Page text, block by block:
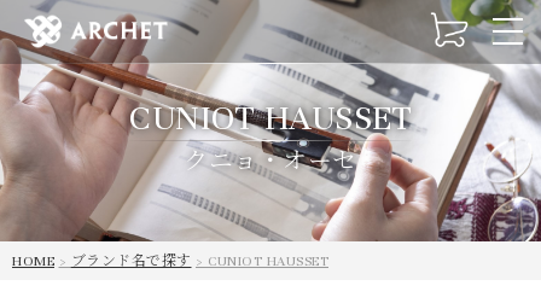
t
g
g
l
e
n
a
v
CUNIOT HAUSSET
クニョ・オーセ
HOME ブランド名で探す CUNIOT HAUSSET